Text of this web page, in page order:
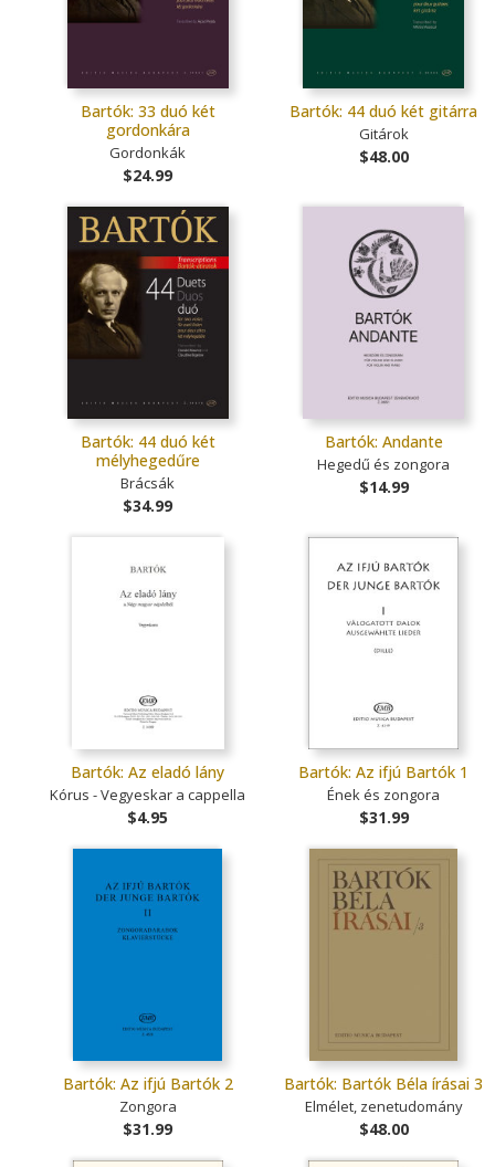
Bartók: 33 duó két
gordonkára
Gordonkák
$24.99
Bartók: 44 duó két gitárra
Gitárok
$48.00
Bartók: 44 duó két
mélyhegedűre
Brácsák
$34.99
Bartók: Andante
Hegedű és zongora
$14.99
Bartók: Az eladó lány
Kórus - Vegyeskar a cappella
$4.95
Bartók: Az ifjú Bartók 1
Ének és zongora
$31.99
Bartók: Az ifjú Bartók 2
Zongora
$31.99
Bartók: Bartók Béla írásai 3
Elmélet, zenetudomány
$48.00